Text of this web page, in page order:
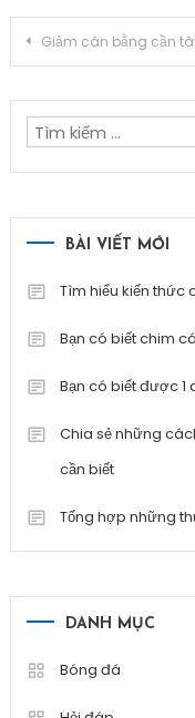
Điều
hướng
bài
Giảm cân bằng cần tây trong bao lâu gì đạt được
BÀI VIẾT MỚI
Tìm hiểu kiến thức
Bạn có biết chim
Bạn có biết được
Chia sẻ những
cần biết
Tổng hợp những
DANH MỤC
Bóng đá